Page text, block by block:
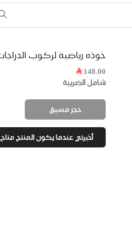
خوذه رياضية لركوب
148.00
شامل الضريبة
حجز مسبق
أخبرني عندما يكون المنتج متاح